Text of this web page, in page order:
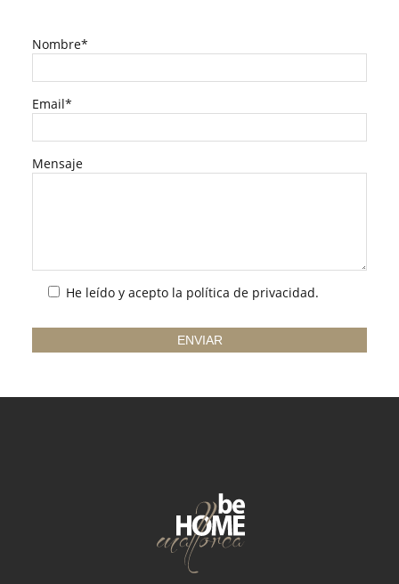
Nombre*
Email*
Mensaje
He leído y acepto la política de privacidad.